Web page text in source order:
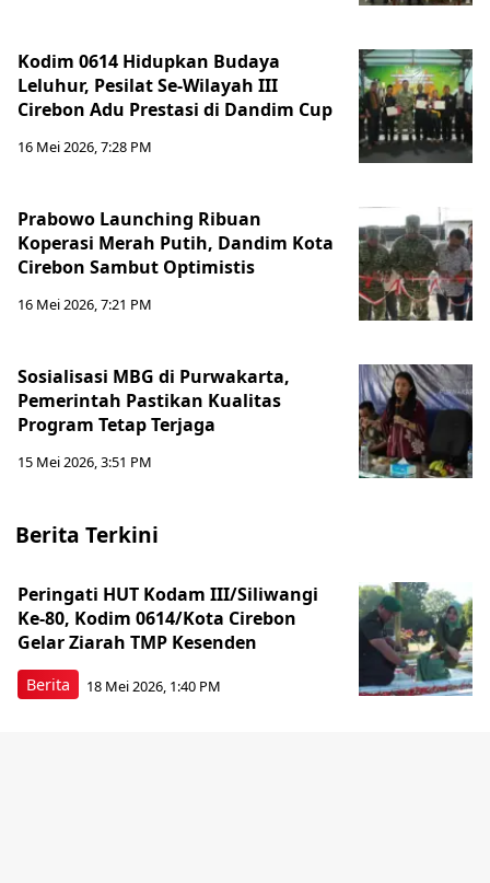
Kodim 0614 Hidupkan Budaya
Leluhur, Pesilat Se-Wilayah III
Cirebon Adu Prestasi di Dandim Cup
16 Mei 2026, 7:28 PM
Prabowo Launching Ribuan
Koperasi Merah Putih, Dandim Kota
Cirebon Sambut Optimistis
16 Mei 2026, 7:21 PM
Sosialisasi MBG di Purwakarta,
Pemerintah Pastikan Kualitas
Program Tetap Terjaga
15 Mei 2026, 3:51 PM
Berita Terkini
Berita
Peringati HUT Kodam III/Siliwangi
Ke-80, Kodim 0614/Kota Cirebon
Gelar Ziarah TMP Kesenden
18 Mei 2026, 1:40 PM